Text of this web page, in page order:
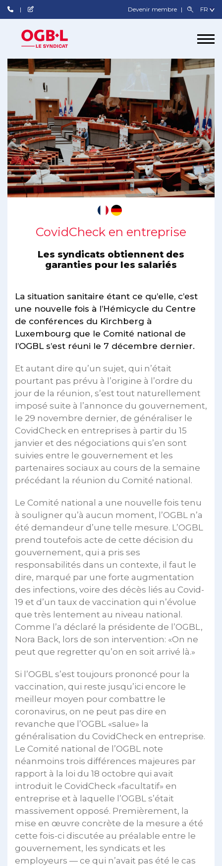
Devenir membre
CovidCheck en entreprise
Les syndicats obtiennent des
garanties pour les salariés
La situation sanitaire étant ce qu’elle, c’est
une nouvelle fois à l’Hémicycle du Centre
de conférences du Kirchberg à
Luxembourg que le Comité national de
l’OGBL s’est réuni le 7 décembre dernier.
Et autant dire qu’un sujet, qui n’était
pourtant pas prévu à l’origine à l’ordre du
jour de la réunion, s’est tout naturellement
imposé suite à l’annonce du gouvernement,
le 29 novembre dernier, de généraliser le
CovidCheck en entreprises à partir du 15
janvier et des négociations qui s’en sont
suivies entre le gouvernement et les
partenaires sociaux au cours de la semaine
précédant la réunion du Comité national.
Le Comité national a une nouvelle fois tenu
à souligner qu’à aucun moment, l’OGBL n’a
été demandeur d’une telle mesure. L’OGBL
prend toutefois acte de cette décision du
gouvernement, qui a pris ses
responsabilités dans un contexte, il faut le
dire, marqué par une forte augmentation
des infections, voire des décès liés au Covid-
19 et d’un taux de vaccination qui n’évolue
que très lentement au niveau national.
Comme l’a déclaré la présidente de l’OGBL,
Nora Back, lors de son intervention: «On ne
peut que regretter qu’on en soit arrivé là.»
Si l’OGBL s’est toujours prononcé pour la
vaccination, qui reste jusqu’ici encore le
meilleur moyen pour combattre le
coronavirus, on ne peut pas dire en
revanche que l’OGBL «salue» la
généralisation du CovidCheck en entreprise.
Le Comité national de l’OGBL note
néanmoins trois différences majeures par
rapport à la loi du 18 octobre qui avait
introduit le CovidCheck «facultatif» en
entreprise et à laquelle l’OGBL s’était
massivement opposé. Premièrement, la
mise en œuvre concrète de la mesure a été
cette fois-ci discutée au préalable entre le
gouvernement, les syndicats et les
employeurs — ce qui n’avait pas été le cas